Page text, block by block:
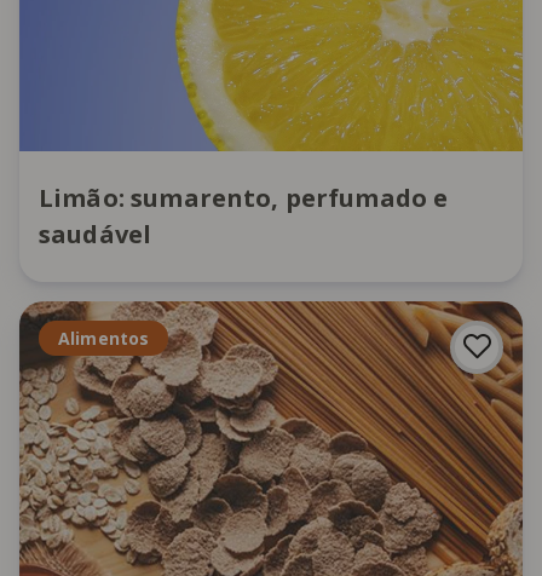
Limão: sumarento, perfumado e
saudável
Alimentos